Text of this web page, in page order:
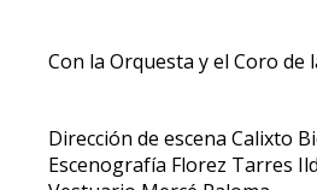
Con la Orquesta y el Coro
Dirección de escena Calixto
Escenografía Florez Tarres